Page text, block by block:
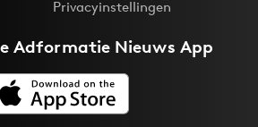
Privacyinstellingen
Adformatie Nieuws App